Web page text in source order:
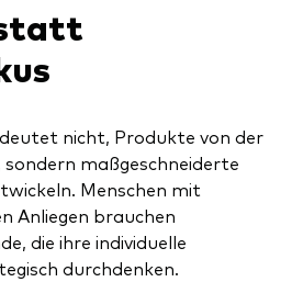
nicht, Produkte von der
maßgeschneiderte
Menschen mit
Anliegen brauchen
die ihre individuelle
durchdenken.